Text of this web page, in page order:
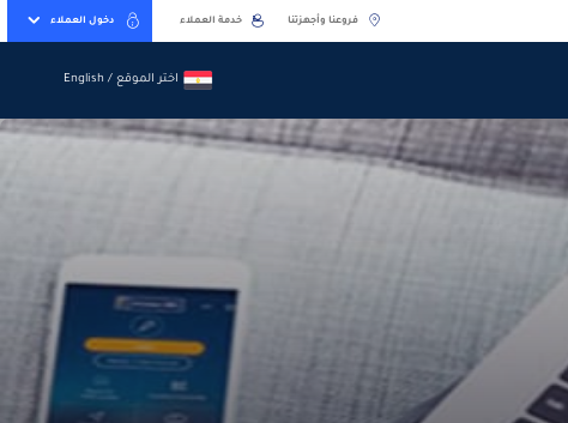
فروعنا وأجهزتنا خدمة العملاء دخول العملاء
اختر الموقع / English
اختر الموقع / English